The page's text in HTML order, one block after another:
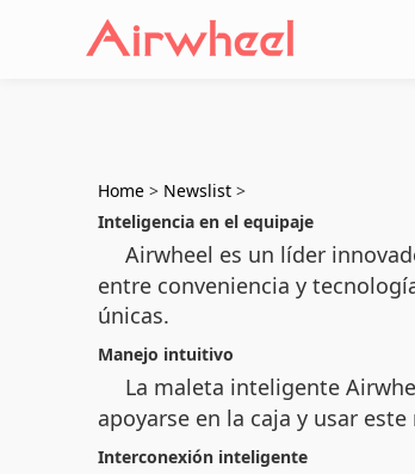
Home > Newslist >
Inteligencia en el equipaje
Airwheel es un líder
entre conveniencia y
únicas.
Manejo intuitivo
La maleta inteligente
apoyarse en la caja y usar
Interconexión inteligente